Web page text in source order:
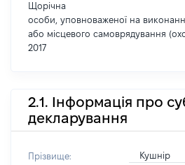
Щорічна
особи, уповноваженої на
або місцевого самоврядування
2017
2.1. Інформація про
декларування
Прізвище: Кушнір